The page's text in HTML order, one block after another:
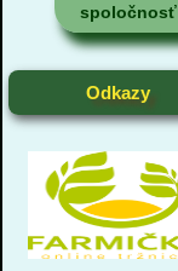
spoločnosť
Odkazy